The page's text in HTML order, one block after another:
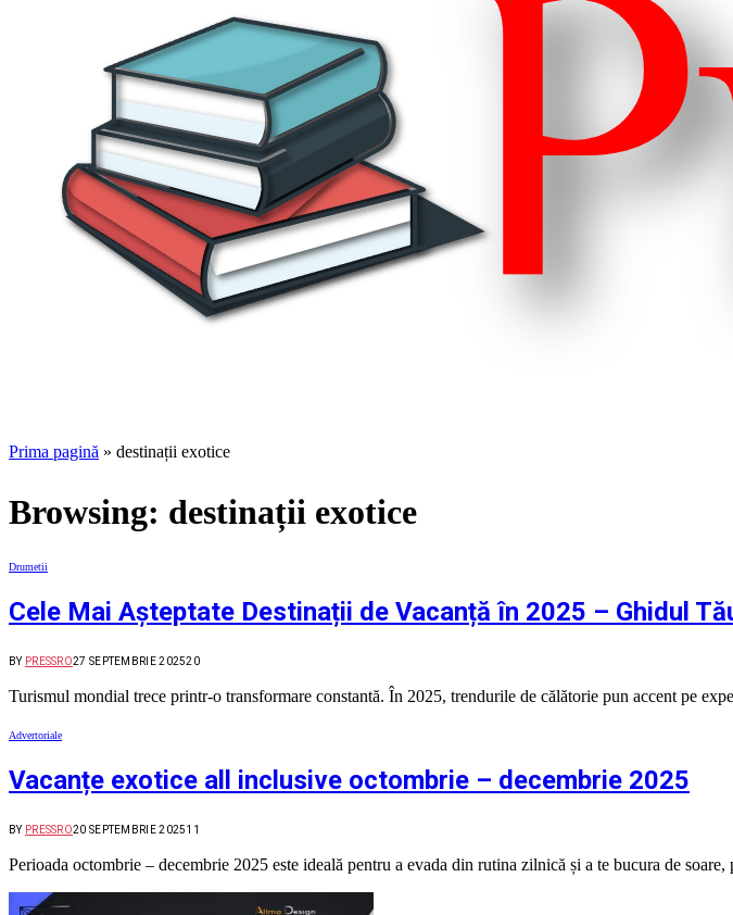
Prima pagină » destinații exotice
Browsing: destinații exotice
Drumetii
Cele Mai Așteptate Destinații de Vacanță în 2025 – Ghidul
BY PRESSRO27 SEPTEMBRIE 202520
Turismul mondial trece printr-o transformare constantă. În 2025, trendurile de călătorie pun accent pe
Advertoriale
Vacanțe exotice all inclusive octombrie – decembrie 2025
BY PRESSRO20 SEPTEMBRIE 202511
Perioada octombrie – decembrie 2025 este ideală pentru a evada din rutina zilnică și a te bucura de